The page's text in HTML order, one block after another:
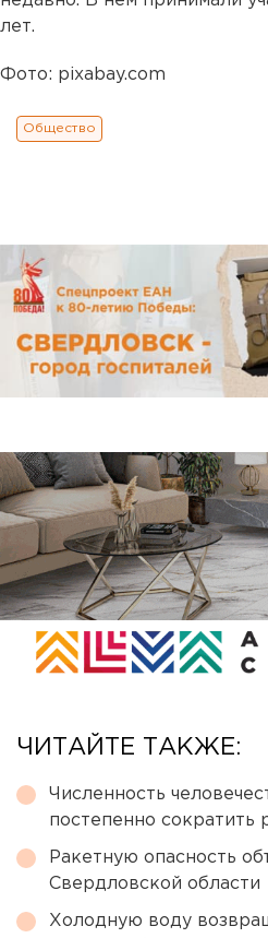
лет.
Фото: pixabay.com
Общество
ЧИТАЙТЕ ТАКЖЕ:
Численность
постепенно сократить
Ракетную опасность
Свердловской области
Холодную воду